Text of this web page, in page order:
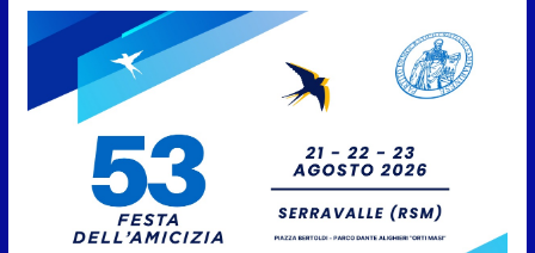
Pesca sportiva, tre prove di
campionato tra acque dolci e di
mare
5 Agosto 2026
San Marino. Il 6 agosto è ancora
Giovedì in Centro. Il Centro
storico torna protagonista di
sera tra shopping, cultura e